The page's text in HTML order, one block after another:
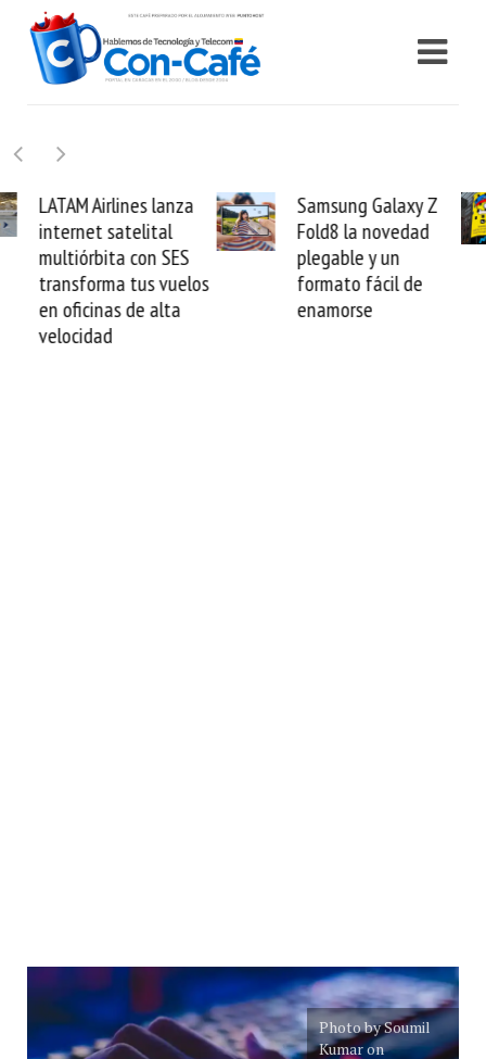
Samsung Galaxy Z
Fold8 la novedad
plegable y un
formato fácil de
enamorse
Cashea levanta 100
millones de dólares y
valida el crédito del
venezolano ante el
mundo
Photo by Soumil
Kumar on
Pexels.com